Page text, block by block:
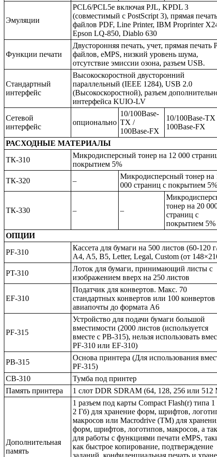
Эмуляции
PCL6/PCL5e включая PJL, KPDL 3
(совместимый с PostScript 3), прямая печать
файлов PDF, Line Printer, IBM Proprinter
Epson LQ-850, Diablo 630
Функции печати
Двусторонняя печать, учет, прямая печать
файлов, eMPS, низкий уровень шума,
отсутствие эмиссии озона, разъем USB.
Стандартный
интерфейс
Высокоскоростной двусторонний
параллельный (IEEE 1284), USB 2.0
(Высокоскоростной), разъем
интерфейса KUIO-LV
Сетевой
интерфейс
опционально
10/100Base-
TX /
100Base-FX
10/100Base-TX
100Base-FX
РАСХОДНЫЕ МАТЕРИАЛЫ
ТК-310
Микродисперсный тонер на 12 000
покрытием 5%
ТК-320
–
Микродисперсный тонер на
000 страниц с покрытием 5%
ТК-330 – –
тонер на 20
страниц с
покрытием 5%
ОПЦИИ
PF-310
Кассета для бумаги на 500 листов (60-120
A4, A5, B5, Letter, Legal, Custom (от
PT-310
Лоток для бумаги, принимающий листы с
изображением вверх на 250 листов
EF-310
Податчик для конвертов. Макс. 70
стандартных конвертов или 100 конвертов
авиапочты до формата А6
PF-315
Устройство для подачи бумаги большой
вместимости (2000 листов (используется
вместе с PB-315), нельзя использовать
PF-310 или EF-310)
PB-315
Основа принтера (Для использования
PF-315)
CB-310
Тумба под принтер
Память принтера
1 слот DDR SDRAM (64, 128, 256 или
Дополнительная
память
1 разъем под карты Compact Flash(r) типа 1
2 Гб) для хранение форм, шрифтов,
макросов или Macrodrive (TM) для
форм, шрифтов, логотипов, макросов, а
для работы с функциями печати eMPS,
как быстрое копирование, подтверждение